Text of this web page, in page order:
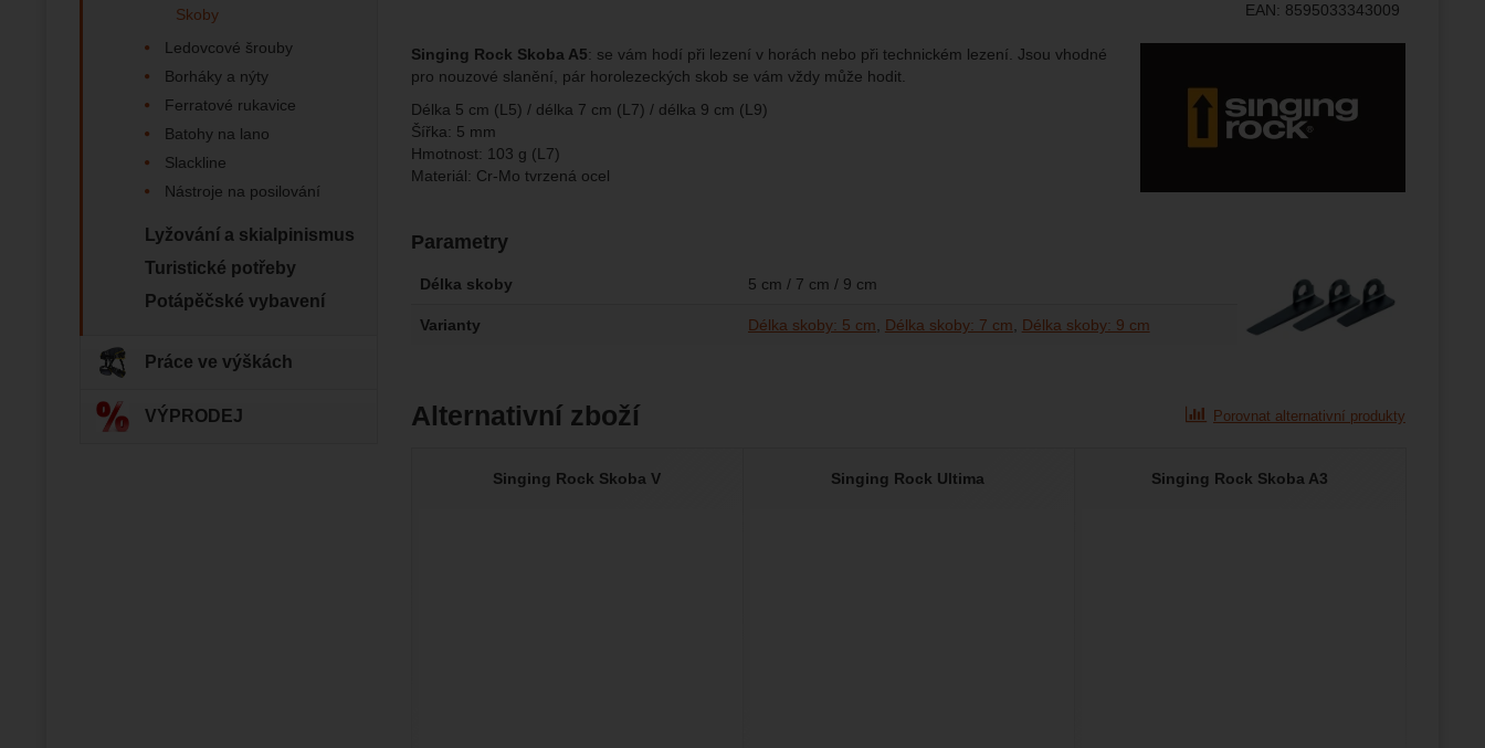
nejsme schopni identifikovat konkrétní uživatele našeho webu.
Povoleno
Zobrazit
Marketingové cookies používáme my nebo naši partneři, abychom vám mohli zobrazit
EAN: 8595033343009
Singing Rock Skoba A5: se vám hodí při lezení v horách nebo při technickém lezení. Jsou vhodné
pro nouzové slanění, pár horolezeckých skob se vám vždy může hodit.
Délka 5 cm (L5) / délka 7 cm (L7) / délka 9 cm (L9)
Šířka: 5 mm
Hmotnost: 103 g (L7)
Materiál: Cr-Mo tvrzená ocel
Parametry
Délka skoby 5 cm / 7 cm / 9 cm
Varianty Délka skoby: 5 cm Délka skoby: 7 cm Délka skoby: 9 cm
Alternativní zboží Porovnat alternativní produkty
Singing Rock Skoba V Singing Rock Ultima Singing Rock Skoba A3
Skoby
Ledovcové šrouby
Borháky a nýty
Ferratové rukavice
Batohy na lano
Slackline
Nástroje na posilování
Lyžování a skialpinismus
Turistické potřeby
Potápěčské vybavení
Práce ve výškách
VÝPRODEJ